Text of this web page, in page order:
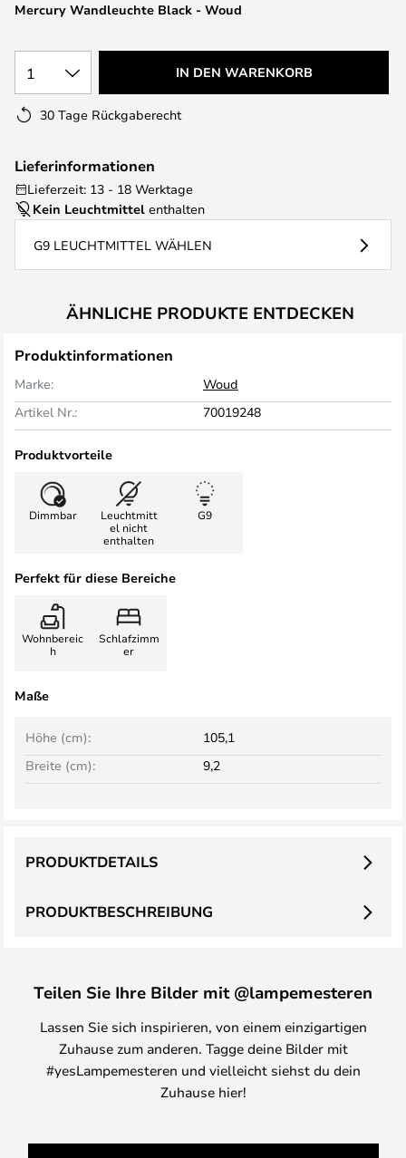
Mercury Wandleuchte Black - Woud
1 IN DEN WARENKORB
30 Tage Rückgaberecht
Lieferinformationen
Lieferzeit: 13 - 18 Werktage
Kein Leuchtmittel enthalten
G9 LEUCHTMITTEL WÄHLEN
ÄHNLICHE PRODUKTE ENTDECKEN
Produktinformationen
Marke:
Woud
Artikel Nr.:
70019248
Produktvorteile
Dimmbar
Leuchtmitt
el nicht
enthalten
G9
Perfekt für diese Bereiche
Wohnbereic
h
Schlafzimm
er
Maße
Breite (cm): 9,2
Höhe (cm): 105,1
PRODUKTBESCHREIBUNG
PRODUKTDETAILS
Teilen Sie Ihre Bilder mit @lampemesteren
Lassen Sie sich inspirieren, von einem einzigartigen
Zuhause zum anderen. Tagge deine Bilder mit
#yesLampemesteren und vielleicht siehst du dein
Zuhause hier!